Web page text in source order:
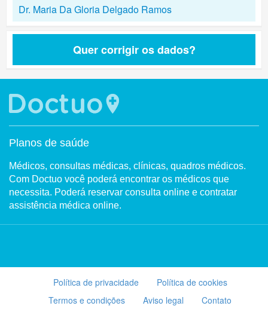
Dr. Maria Da Gloria Delgado Ramos
Quer corrigir os dados?
Planos de saúde
Médicos, consultas médicas, clínicas, quadros médicos.
Com Doctuo você poderá encontrar os médicos que
necessita. Poderá reservar consulta online e contratar
assistência médica online.
Política de privacidade
Política de cookies
Termos e condições
Aviso legal Contato